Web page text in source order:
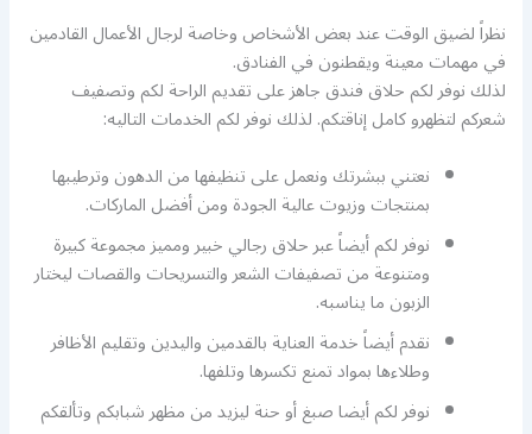
نظراً لضيق الوقت عند بعض الأشخاص وخاصة لرجال الأعمال القادمين
في مهمات معينة ويقطنون في الفنادق.
لذلك نوفر لكم حلاق فندق جاهز على تقديم الراحة لكم وتصفيف
شعركم لتظهرو كامل إناقتكم. لذلك نوفر لكم الخدمات التاليه:
نعتني ببشرتك ونعمل على تنظيفها من الدهون وترطيبها
بمنتجات وزيوت عالية الجودة ومن أفضل الماركات.
نوفر لكم أيضاً عبر حلاق رجالي خبير ومميز مجموعة كبيرة
ومتنوعة من تصفيفات الشعر والتسريحات والقصات ليختار
الزبون ما يناسبه.
نقدم أيضاً خدمة العناية بالقدمين واليدين وتقليم الأظافر
وطلاءها بمواد تمنع تكسرها وتلفها.
نوفر لكم أيضا صبغ أو حنة ليزيد من مظهر شبابكم وتألقكم